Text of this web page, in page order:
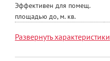
Эффективен для помещ.
площадью до, м. кв.
(В*Ш*Г), мм
Развернуть характеристики